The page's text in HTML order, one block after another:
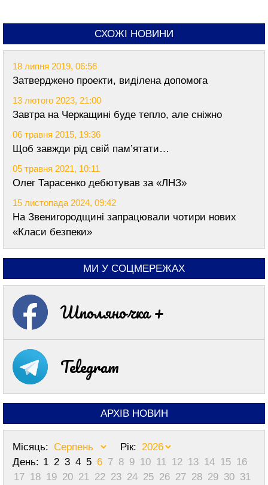
СХОЖІ НОВИНИ
18 липня 2019, 06:56
Затверджено проекти, виділена допомога
13 лютого 2023, 21:00
Завтра на Черкащині буде тепло, але сніжно
06 травня 2015, 19:36
Щоб завжди рід свій пам’ятати…
05 травня 2021, 10:11
Олег Тарасенко дебютував за «ЛНЗ»
15 листопада 2024, 09:42
На Звенигородщині запрацювали чотири нових
«Класи безпеки»
МИ У СОЦМЕРЕЖАХ
Шполяночка +
Telegram
АРХІВ НОВИН
Місяць:
Рік:
День: 1 2 3 4 5 6 7 8 9 10 11 12 13 14 15 16
17 18 19 20 21 22 23 24 25 26 27 28 29 30 31